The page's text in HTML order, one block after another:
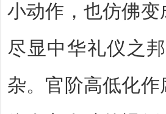
小动作，也仿佛
尽显中华礼仪之
杂。官阶高低化